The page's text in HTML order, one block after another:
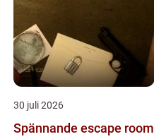
30 juli 2026
Spännande escape room